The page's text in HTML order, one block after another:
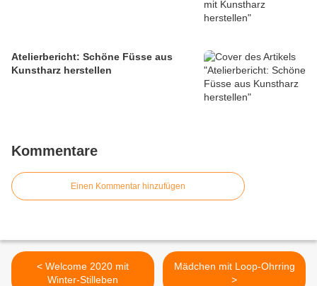
Atelierbericht: Schöne Füsse aus
Kunstharz herstellen
Kommentare
Einen Kommentar hinzufügen
< Welcome 2020 mit
Winter-Stilleben
Mädchen mit Loop-Ohrring
>